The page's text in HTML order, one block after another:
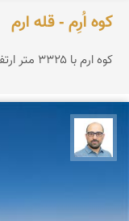
کوه اُرِم - قله ارم
کوه ارم با ۳۳۲۵ متر ارتفاع در جنوب چاشم